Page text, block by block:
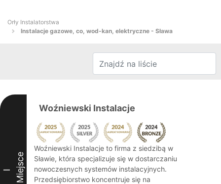
Orły Instalatorstwa
Instalacje gazowe, co, wod-kan, elektryczne - Sława
I Miejsce
Woźniewski Instalacje
Woźniewski Instalacje to firma z siedzibą w
Sławie, która specjalizuje się w dostarczaniu
nowoczesnych systemów instalacyjnych.
Przedsiębiorstwo koncentruje się na